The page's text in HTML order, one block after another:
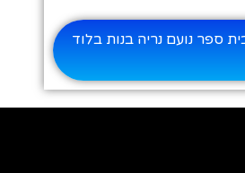
ספר נועם נריה בנות בלוד